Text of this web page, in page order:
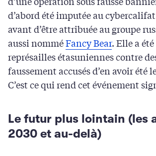
d’abord été imputée au
avant d’être attribuée au groupe
aussi nomméFancy Bear. Elle a
représailles étasuniennes contre
faussement accusés d’en avoir été
C’est ce qui rend cet événement
Le futur plus lointain (les
2030 et au-delà)